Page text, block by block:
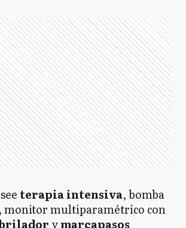
terapia intensiva, bomba
, monitor multiparamétrico con
ymarcapasos